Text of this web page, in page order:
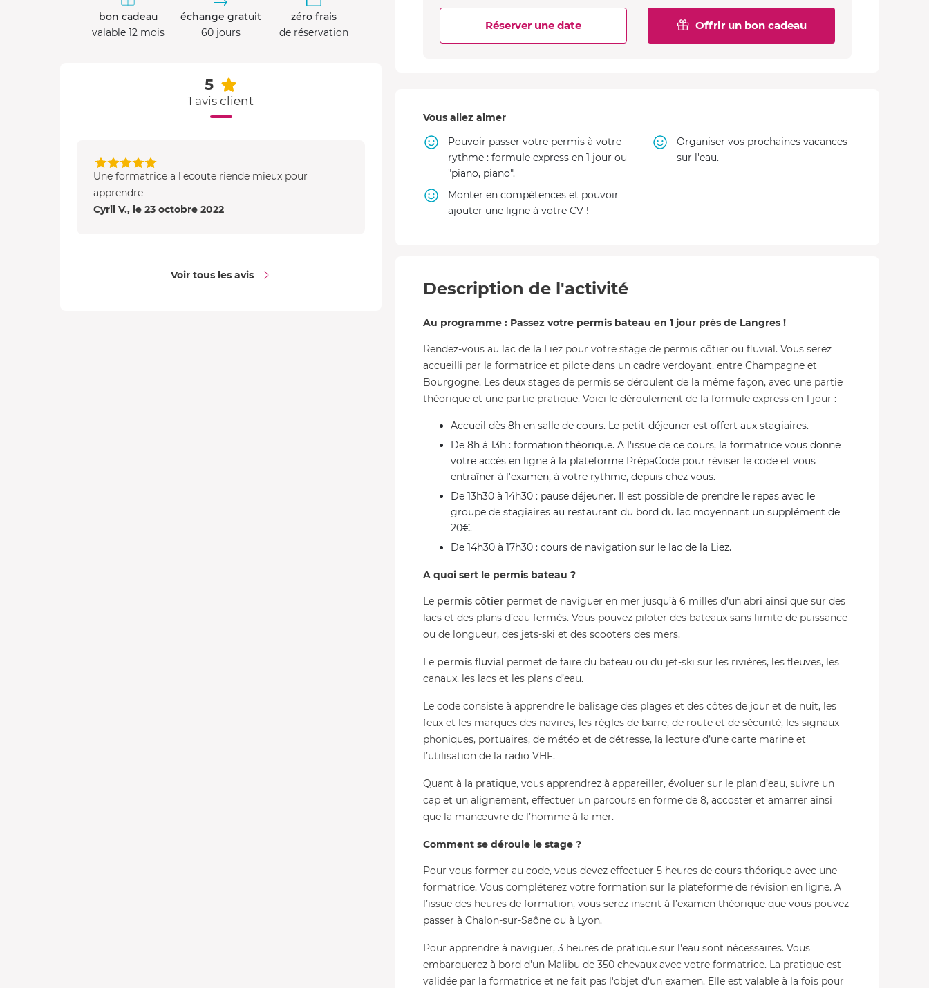
Offrir un bon cadeau
Réserver une date
Vous allez aimer
Pouvoir passer votre permis à votre
rythme : formule express en 1 jour ou
"piano, piano".
Organiser vos prochaines vacances
sur l'eau.
Monter en compétences et pouvoir
ajouter une ligne à votre CV !
Description de l'activité
Au programme : Passez votre permis bateau en 1 jour près de Langres !
Rendez-vous au lac de la Liez pour votre stage de permis côtier ou fluvial. Vous serez
accueilli par la formatrice et pilote dans un cadre verdoyant, entre Champagne et
Bourgogne. Les deux stages de permis se déroulent de la même façon, avec une partie
théorique et une partie pratique. Voici le déroulement de la formule express en 1 jour :
Accueil dès 8h en salle de cours. Le petit-déjeuner est offert aux stagiaires.
De 8h à 13h : formation théorique. A l'issue de ce cours, la formatrice vous donne
votre accès en ligne à la plateforme PrépaCode pour réviser le code et vous
entraîner à l'examen, à votre rythme, depuis chez vous.
De 13h30 à 14h30 : pause déjeuner. Il est possible de prendre le repas avec le
groupe de stagiaires au restaurant du bord du lac moyennant un supplément de
20€.
De 14h30 à 17h30 : cours de navigation sur le lac de la Liez.
A quoi sert le permis bateau ?
Le permis côtier permet de naviguer en mer jusqu’à 6 milles d’un abri ainsi que sur des
lacs et des plans d’eau fermés. Vous pouvez piloter des bateaux sans limite de puissance
ou de longueur, des jets-ski et des scooters des mers.
Le permis fluvial permet de faire du bateau ou du jet-ski sur les rivières, les fleuves, les
canaux, les lacs et les plans d’eau.
Le code consiste à apprendre le balisage des plages et des côtes de jour et de nuit, les
feux et les marques des navires, les règles de barre, de route et de sécurité, les signaux
phoniques, portuaires, de météo et de détresse, la lecture d’une carte marine et
l’utilisation de la radio VHF.
Quant à la pratique, vous apprendrez à appareiller, évoluer sur le plan d’eau, suivre un
cap et un alignement, effectuer un parcours en forme de 8, accoster et amarrer ainsi
que la manœuvre de l’homme à la mer.
Comment se déroule le stage ?
Pour vous former au code, vous devez effectuer 5 heures de cours théorique avec une
formatrice. Vous compléterez votre formation sur la plateforme de révision en ligne. A
l’issue des heures de formation, vous serez inscrit à l’examen théorique que vous pouvez
passer à Chalon-sur-Saône ou à Lyon.
Pour apprendre à naviguer, 3 heures de pratique sur l'eau sont nécessaires. Vous
embarquerez à bord d'un Malibu de 350 chevaux avec votre formatrice. La pratique est
validée par la formatrice et ne fait pas l'objet d'un examen. Elle est valable à la fois pour
bon cadeau
valable 12 mois
échange gratuit
60 jours
zéro frais
de réservation
5
1 avis client
Une formatrice a l'ecoute riende mieux pour
apprendre
Cyril V., le 23 octobre 2022
Voir tous les avis